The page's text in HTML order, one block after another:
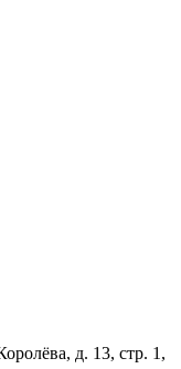
д. 13, стр. 1,